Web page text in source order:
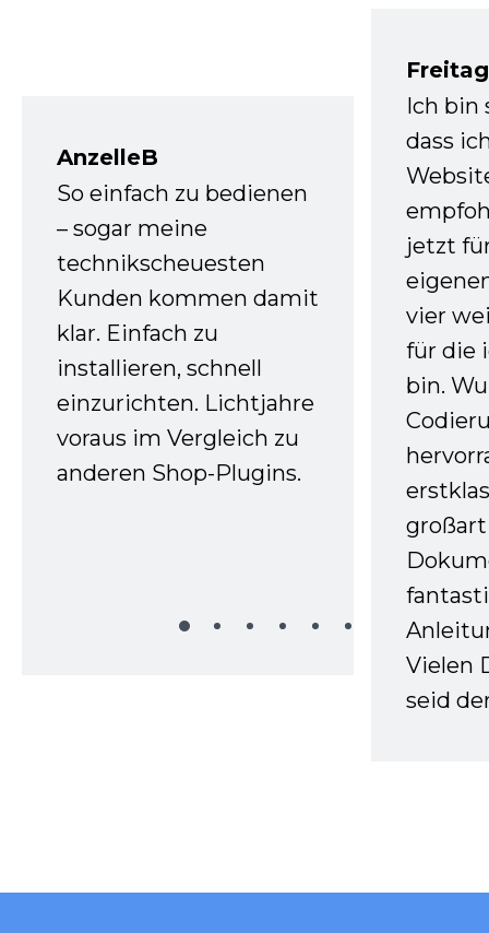
AnzelleB
So einfach zu bedienen
– sogar meine
technikscheuesten
Kunden kommen damit
klar. Einfach zu
installieren, schnell
einzurichten. Lichtjahre
voraus im Vergleich zu
anderen Shop-Plugins.
Ich bin
dass
jetzt
vier
für die
bin.
Vielen
seid